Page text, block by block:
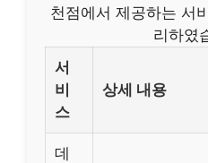
천점에서 제공하는 서
리하였
서
비
스
상세 내용
데